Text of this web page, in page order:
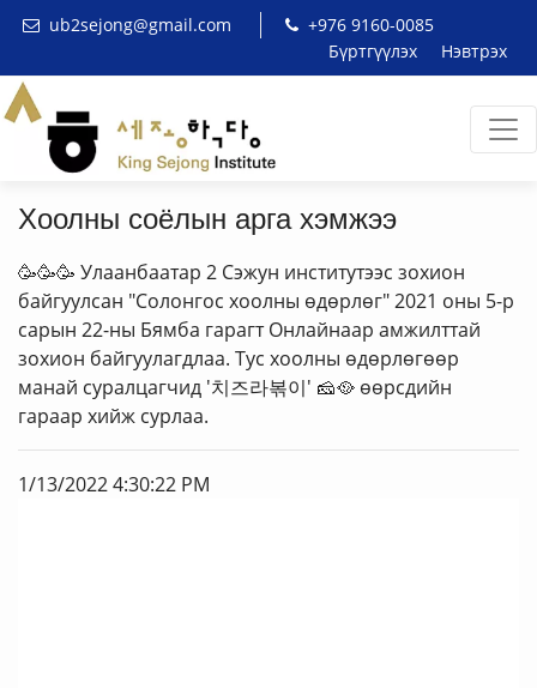
ub2sejong@gmail.com
+976 9160-0085
Бүртгүүлэх
Нэвтрэх
Хоолны соёлын арга хэмжээ
🥳🥳🥳 Улаанбаатар 2 Сэжун институтээс зохион
байгуулсан "Солонгос хоолны өдөрлөг" 2021 оны 5-р
сарын 22-ны Бямба гарагт Онлайнаар амжилттай
зохион байгуулагдлаа. Тус хоолны өдөрлөгөөр
манай суралцагчид '치즈라볶이' 🧀🥘 өөрсдийн
гараар хийж сурлаа.
1/13/2022 4:30:22 PM